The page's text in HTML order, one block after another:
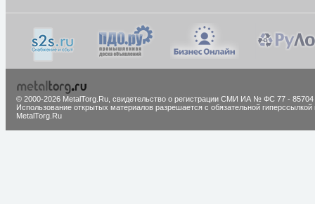
© 2000-2026 MetalTorg.Ru, cвидетельство о регистрации СМИ ИА № ФС 77 - 85704
Использование открытых материалов разрешается с обязательной гиперссылкой
MetalTorg.Ru